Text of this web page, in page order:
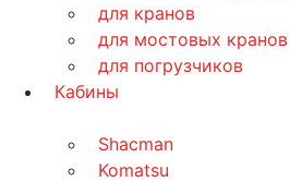
для кранов
для мостовых кранов
для погрузчиков
Кабины
Shacman
Komatsu